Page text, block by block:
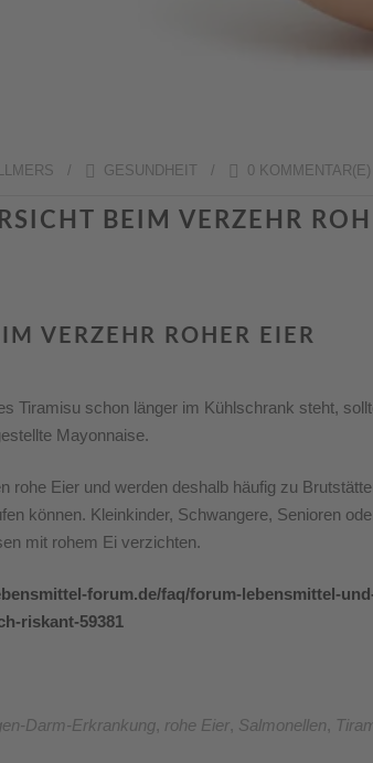
/ GESUNDHEIT / 0 KOMMENTAR(E)
BEIM VERZEHR
VERZEHR ROHER EIER
Tiramisu schon länger im Kühlschrank steht,
Mayonnaise.
rohe Eier und werden deshalb häufig zu
können. Kleinkinder, Schwangere, Senioren
mit rohem Ei verzichten.
forum.de/faq/forum-lebensmittel-
riskant-59381
Darm-Erkrankung, rohe Eier, Salmonellen,